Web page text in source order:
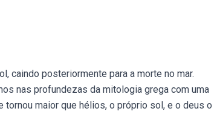
caindo posteriormente para a morte no mar.
nas profundezas da mitologia grega com uma
maior que hélios, o próprio sol, e o deus o